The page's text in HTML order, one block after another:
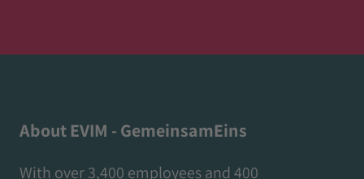
About EVIM - GemeinsamEins
With over 3,400 employees and 400